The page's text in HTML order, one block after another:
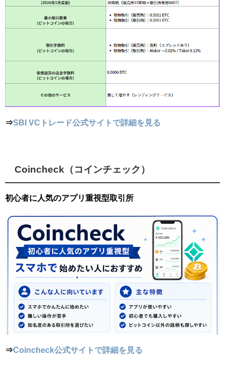
⇒SBI VCトレード公式サイトで詳細を見る
Coincheck（コインチェック）
初心者に人気のアプリ重視型取引所
⇒Coincheck公式サイトで詳細を見る